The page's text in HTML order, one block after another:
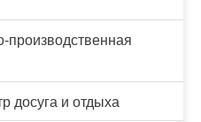
производственная
досуга и отдыха